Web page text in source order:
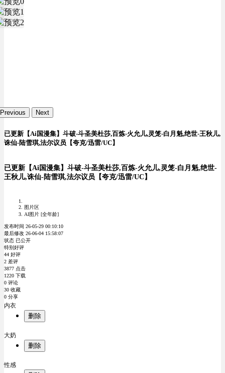
Previous Next
已更新【Ai国漫集】斗破-斗圣美杜莎,百炼-火允儿,灵笼-白月魁,绝世-王秋儿,
诛仙-陆雪琪,法尔议员【夸克/迅雷/UC】
已更新【Ai国漫集】斗破-斗圣美杜莎,百炼-火允儿,灵笼-白月魁,绝世-
王秋儿,诛仙-陆雪琪,法尔议员【夸克/迅雷/UC】
图片区
AI图片 [全年龄]
发布时间 26-05-29 00:10:10
最后修改 26-06-04 15:58:07
状态 已公开
特别好评
44 好评
2 差评
3877 点击
1220 下载
0 评论
30 收藏
0 分享
内衣
删除
大奶
删除
性感